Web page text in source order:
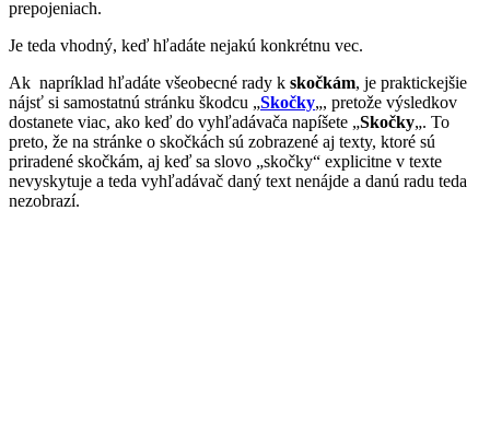
prepojeniach.
Je teda vhodný, keď hľadáte nejakú konkrétnu vec.
Ak napríklad hľadáte všeobecné rady k skočkám, je praktickejšie
nájsť si samostatnú stránku škodcu „Skočky„, pretože výsledkov
dostanete viac, ako keď do vyhľadávača napíšete „Skočky„. To
preto, že na stránke o skočkách sú zobrazené aj texty, ktoré sú
priradené skočkám, aj keď sa slovo „skočky“ explicitne v texte
nevyskytuje a teda vyhľadávač daný text nenájde a danú radu teda
nezobrazí.